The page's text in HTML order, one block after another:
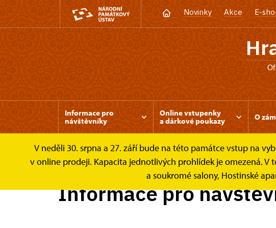
Novinky Akce E-
Informace pro
návštěvníky
Online vstupenky
a dárkové poukazy
O
V neděli 30. srpna a 27. září bude na této památce vstup na
v online prodeji. Kapacita jednotlivých prohlídek je omezená.
a soukromé salony, Hostinské
Zámek Hradec nad Moravicí Informace pro návštěvníky
Informace pro